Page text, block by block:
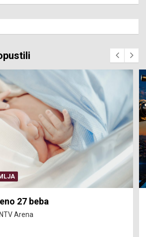
– utorak 4. avgust
NTV Arena